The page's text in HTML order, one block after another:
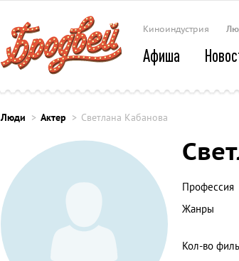
Киноиндустрия
Афиша
Люди Актер Светлана Кабанова
Профессия
Жанры
Кол-во